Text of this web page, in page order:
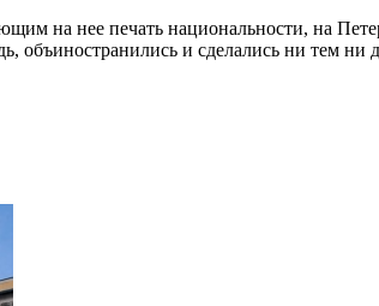
на нее печать национальности, на
объиностранились и сделались ни тем